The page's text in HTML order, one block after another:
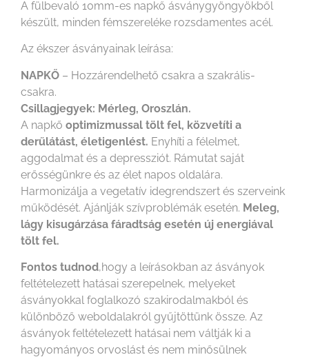
A fülbevaló 10mm-es napkő ásványgyöngyökből
készült, minden fémszereléke rozsdamentes acél.
Az ékszer ásványainak leírása:
NAPKŐ – Hozzárendelhető csakra a szakrális-
csakra.
Csillagjegyek: Mérleg, Oroszlán.
A napkő optimizmussal tölt fel, közvetíti a
derűlátást, életigenlést. Enyhíti a félelmet,
aggodalmat és a depressziót. Rámutat saját
erősségünkre és az élet napos oldalára.
Harmonizálja a vegetatív idegrendszert és szerveink
működését. Ajánlják szívproblémák esetén. Meleg,
lágy kisugárzása fáradtság esetén új energiával
tölt fel.
Fontos tudnod,hogy a leírásokban az ásványok
feltételezett hatásai szerepelnek, melyeket
ásványokkal foglalkozó szakirodalmakból és
különböző weboldalakról gyűjtöttünk össze. Az
ásványok feltételezett hatásai nem váltják ki a
hagyományos orvoslást és nem minősülnek